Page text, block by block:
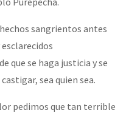
sangrientos antes
que se haga justicia y se
sea quien sea.
pedimos que tan terrible